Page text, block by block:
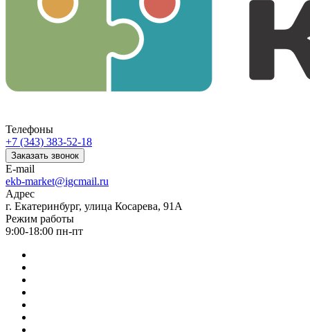
Телефоны
+7 (343) 383-52-18
Заказать звонок
E-mail
ekb-market@igcmail.ru
Адрес
г. Екатеринбург, улица Косарева, 91А
Режим работы
9:00-18:00 пн-пт